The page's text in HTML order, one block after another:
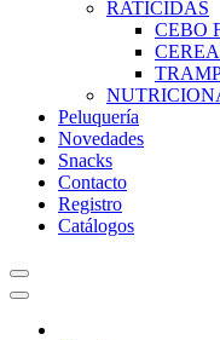
RATICIDAS
CEBO
Peluquería
Novedades
Snacks
Contacto
Registro
Catálogos